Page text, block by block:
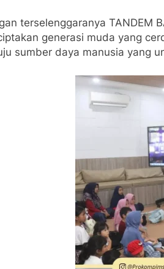
terselenggaranya TANDEM
generasi muda yang
sumber daya manusia yang